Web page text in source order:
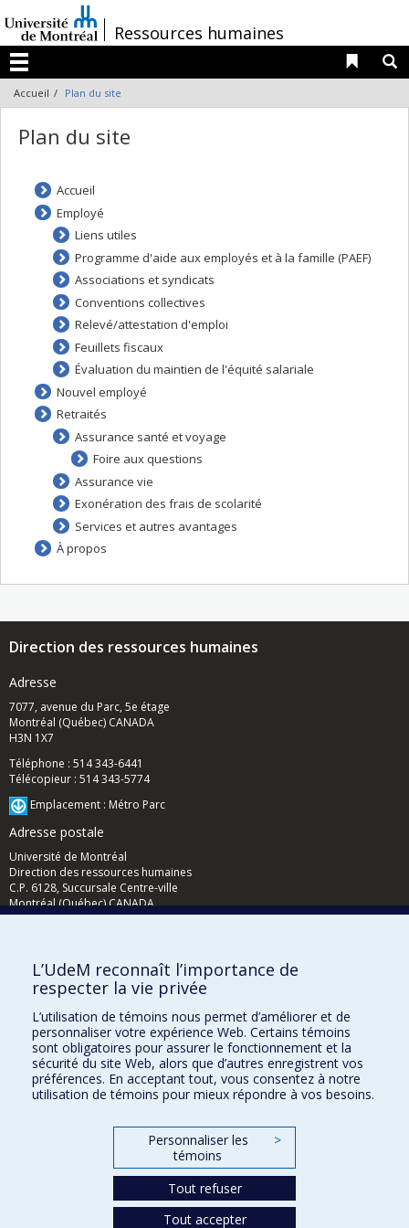
au
contenu
/Ressources humaines
Menu
Liens
Accueil Plan du site
Plan du site
Accueil
Employé
Liens utiles
Programme d'aide aux employés et à la famille (PAEF)
Associations et syndicats
Conventions collectives
Relevé/attestation d'emploi
Feuillets fiscaux
Évaluation du maintien de l'équité salariale
Nouvel employé
Retraités
Assurance santé et voyage
Foire aux questions
Assurance vie
Exonération des frais de scolarité
Services et autres avantages
À propos
Direction des ressources humaines
Adresse
7077, avenue du Parc, 5e étage
Montréal (Québec) CANADA
H3N 1X7
Téléphone : 514 343-6441
Télécopieur : 514 343-5774
Emplacement : Métro Parc
Adresse postale
Université de Montréal
Direction des ressources humaines
C.P. 6128, Succursale Centre-ville
Montréal (Québec) CANADA
H3C 3J7
Complétez lademande d'aide en ligne.
L’UdeM reconnaît l’importance de
respecter la vie privée
L’utilisation de témoins nous permet d’améliorer et de
personnaliser votre expérience Web. Certains témoins
sont obligatoires pour assurer le fonctionnement et la
sécurité du site Web, alors que d’autres enregistrent vos
préférences. En acceptant tout, vous consentez à notre
utilisation de témoins pour mieux répondre à vos besoins.
Personnaliser les
témoins
>
Tout refuser
Tout accepter